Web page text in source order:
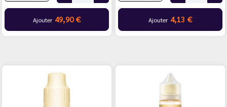
Ajouter 49,90 € Ajouter 4,13 €